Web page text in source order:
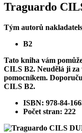
Traguardo
Tým autorů
B2
Tato kniha vám
CILS B2. Neudělá ji za
pomocníkem.
CILS B2.
ISBN: 978-84-
Počet stran: 222